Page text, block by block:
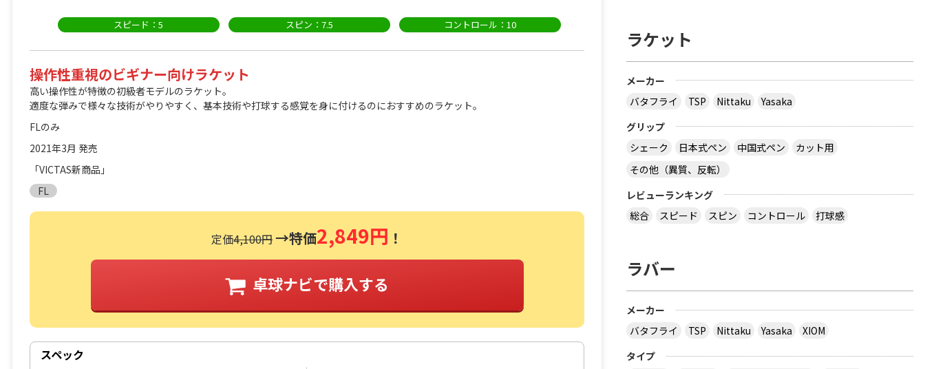
スピード：5 スピン：7.5 コントロール：10
操作性重視のビギナー向けラケット
高い操作性が特徴の初級者モデルのラケット。
適度な弾みで様々な技術がやりやすく、基本技術や打球する感覚を身に付けるのにおすすめのラケット。
FLのみ
2021年3月 発売
「VICTAS新商品」
FL
定価4,100円→特価2,849円 ！
卓球ナビで購入する
スペック
ラケット
メーカー
バタフライ
TSP Nittaku
Yasaka
グリップ
シェーク
日本式ペン 中国式ペン
カット用
その他（異質、反転）
レビューランキング
総合
スピード スピン コントロール 打球感
ラバー
メーカー
バタフライ
TSP Nittaku Yasaka
XIOM
タイプ